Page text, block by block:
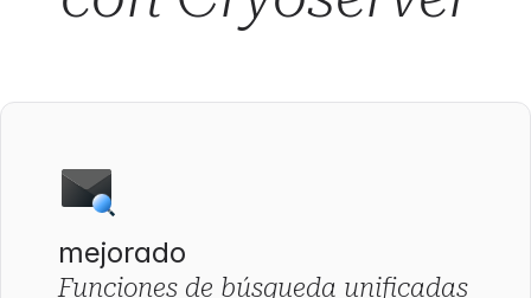
mejorado
Funciones de búsqueda unificadas